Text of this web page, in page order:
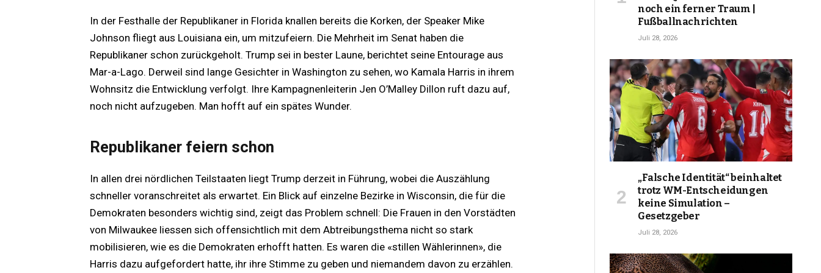
In der Festhalle der Republikaner in Florida knallen bereits die Korken, der Speaker Mike
Johnson fliegt aus Louisiana ein, um mitzufeiern. Die Mehrheit im Senat haben die
Republikaner schon zurückgeholt. Trump sei in bester Laune, berichtet seine Entourage aus
Mar-a-Lago. Derweil sind lange Gesichter in Washington zu sehen, wo Kamala Harris in ihrem
Wohnsitz die Entwicklung verfolgt. Ihre Kampagnenleiterin Jen O’Malley Dillon ruft dazu auf,
noch nicht aufzugeben. Man hofft auf ein spätes Wunder.
Republikaner feiern schon
In allen drei nördlichen Teilstaaten liegt Trump derzeit in Führung, wobei die Auszählung
schneller voranschreitet als erwartet. Ein Blick auf einzelne Bezirke in Wisconsin, die für die
Demokraten besonders wichtig sind, zeigt das Problem schnell: Die Frauen in den Vorstädten
von Milwaukee liessen sich offensichtlich mit dem Abtreibungsthema nicht so stark
mobilisieren, wie es die Demokraten erhofft hatten. Es waren die «stillen Wählerinnen», die
Harris dazu aufgefordert hatte, ihr ihre Stimme zu geben und niemandem davon zu erzählen.
noch ein ferner Traum |
Fußballnachrichten
Juli 28, 2026
„Falsche Identität“ beinhaltet
trotz WM-Entscheidungen
keine Simulation –
Gesetzgeber
Juli 28, 2026